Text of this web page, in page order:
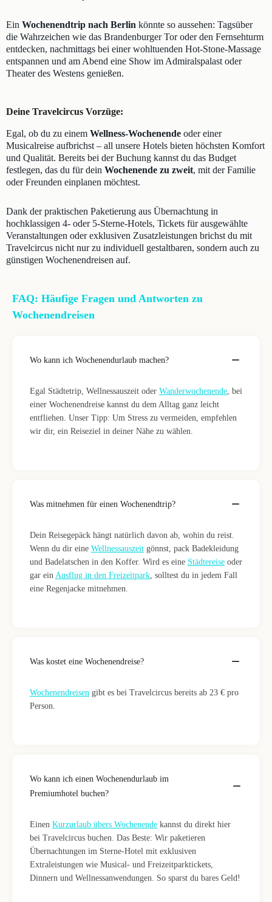
Ein Wochenendtrip nach Berlin könnte so aussehen: Tagsüber
die Wahrzeichen wie das Brandenburger Tor oder den Fernsehturm
entdecken, nachmittags bei einer wohltuenden Hot-Stone-Massage
entspannen und am Abend eine Show im Admiralspalast oder
Theater des Westens genießen.
Deine Travelcircus Vorzüge:
Egal, ob du zu einem Wellness-Wochenende oder einer
Musicalreise aufbrichst – all unsere Hotels bieten höchsten Komfort
und Qualität. Bereits bei der Buchung kannst du das Budget
festlegen, das du für dein Wochenende zu zweit, mit der Familie
oder Freunden einplanen möchtest.
Dank der praktischen Paketierung aus Übernachtung in
hochklassigen 4- oder 5-Sterne-Hotels, Tickets für ausgewählte
Veranstaltungen oder exklusiven Zusatzleistungen brichst du mit
Travelcircus nicht nur zu individuell gestaltbaren, sondern auch zu
günstigen Wochenendreisen auf.
FAQ: Häufige Fragen und Antworten zu
Wochenendreisen
Wo kann ich Wochenendurlaub machen?
Egal Städtetrip, Wellnessauszeit oder Wanderwochenende, bei
einer Wochenendreise kannst du dem Alltag ganz leicht
entfliehen. Unser Tipp: Um Stress zu vermeiden, empfehlen
wir dir, ein Reiseziel in deiner Nähe zu wählen.
Was mitnehmen für einen Wochenendtrip?
Dein Reisegepäck hängt natürlich davon ab, wohin du reist.
Wenn du dir eine Wellnessauszeit gönnst, pack Badekleidung
und Badelatschen in den Koffer. Wird es eine Städtereise oder
gar ein Ausflug in den Freizeitpark, solltest du in jedem Fall
eine Regenjacke mitnehmen.
Was kostet eine Wochenendreise?
Wochenendreisen gibt es bei Travelcircus bereits ab 23 € pro
Person.
Wo kann ich einen Wochenendurlaub im
Premiumhotel buchen?
Einen Kurzurlaub übers Wochenende kannst du direkt hier
bei Travelcircus buchen. Das Beste: Wir paketieren
Übernachtungen im Sterne-Hotel mit exklusiven
Extraleistungen wie Musical- und Freizeitparktickets,
Dinnern und Wellnessanwendungen. So sparst du bares Geld!